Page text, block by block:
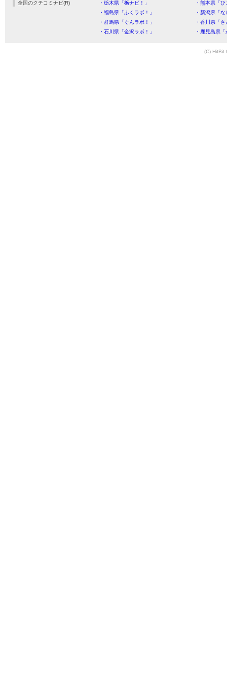
全国のクチコミナビ(R) ・栃木県「栃ナビ！」
・熊本県「
・福島県「ふくラボ！」
・新潟県「
・群馬県「ぐんラボ！」
・香川県「
・石川県「金沢ラボ！」
・鹿児島県
(C) HitBit